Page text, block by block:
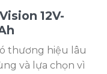
12V-
thương hiệu lâu
và lựa chọn vì